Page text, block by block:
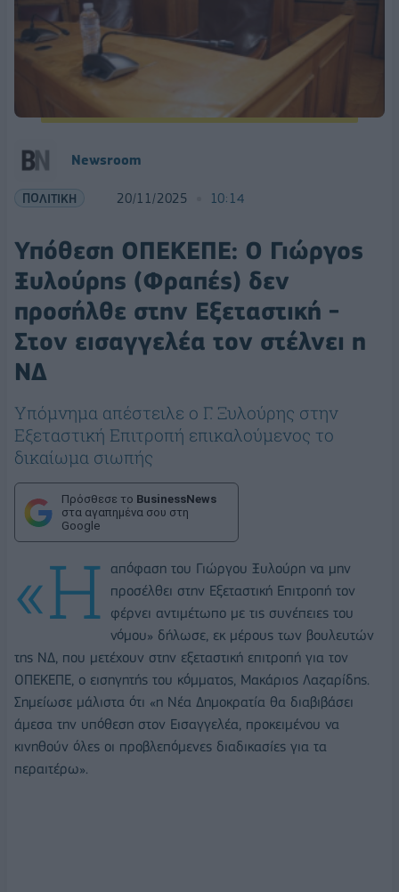
Newsroom
ΠΟΛΙΤΙΚΗ 20/11/2025 10:14
Υπόθεση ΟΠΕΚΕΠΕ: Ο Γιώργος
Ξυλούρης (Φραπές) δεν
προσήλθε στην Εξεταστική -
Στον εισαγγελέα τον στέλνει η
ΝΔ
Υπόμνημα απέστειλε ο Γ. Ξυλούρης στην
Εξεταστική Επιτροπή επικαλούμενος το
δικαίωμα σιωπής
Πρόσθεσε το BusinessNews
στα αγαπημένα σου στη
Google
«Η
απόφαση του Γιώργου Ξυλούρη να μην
προσέλθει στην Εξεταστική Επιτροπή τον
φέρνει αντιμέτωπο με τις συνέπειες του
νόμου» δήλωσε, εκ μέρους των βουλευτών
της ΝΔ, που μετέχουν στην εξεταστική επιτροπή για τον
ΟΠΕΚΕΠΕ, ο εισηγητής του κόμματος, Μακάριος Λαζαρίδης.
Σημείωσε μάλιστα ότι «η Νέα Δημοκρατία θα διαβιβάσει
άμεσα την υπόθεση στον Εισαγγελέα, προκειμένου να
κινηθούν όλες οι προβλεπόμενες διαδικασίες για τα
περαιτέρω».